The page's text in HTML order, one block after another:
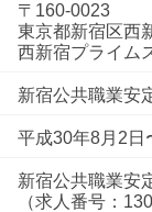
〒160-0023
東京都新宿区西
西新宿プライム
新宿公共職業安
平成30年8月2日
新宿公共職業安
（求人番号：